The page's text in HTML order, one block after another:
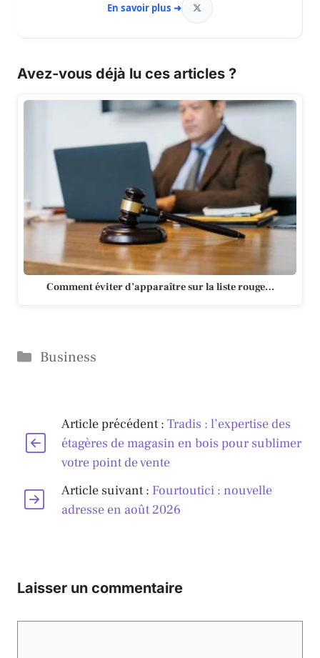
En savoir plus ➜
Avez-vous déjà lu ces articles ?
Comment éviter d’apparaître sur la liste rouge…
Catégories
Business
Article précédent : Tradis : l’expertise des
étagères de magasin en bois pour sublimer
votre point de vente
Article suivant : Fourtoutici : nouvelle
adresse en août 2026
Laisser un commentaire